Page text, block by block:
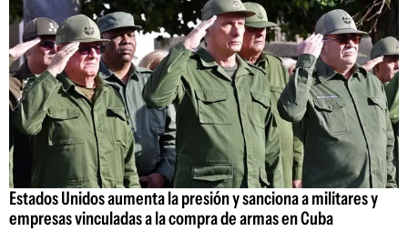
Estados Unidos aumenta la presión y sanciona a militares y
empresas vinculadas a la compra de armas en Cuba